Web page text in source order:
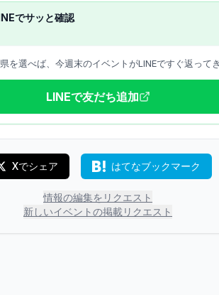
でサッと確認
を選べば、今週末のイベントがLINEですぐ返ってき
LINEで友だち追加
Xでシェア はてなブックマーク
情報の編集をリクエスト
新しいイベントの掲載リクエスト